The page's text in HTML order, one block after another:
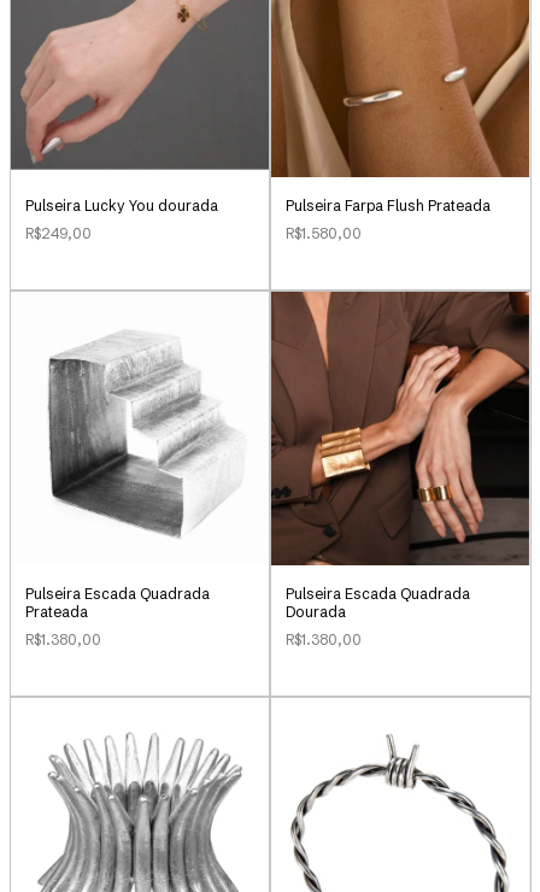
Pulseira Lucky You dourada
R$249,00
Pulseira Farpa Flush Prateada
R$1.580,00
Pulseira Escada Quadrada
Prateada
R$1.380,00
Pulseira Escada Quadrada
Dourada
R$1.380,00